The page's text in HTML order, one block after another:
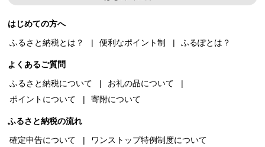
はじめての方へ
ふるさと納税とは？
便利なポイント制 ふるぽとは？
よくあるご質問
ふるさと納税について
お礼の品について
ポイントについて
寄附について
ふるさと納税の流れ
確定申告について
ワンストップ特例制度について